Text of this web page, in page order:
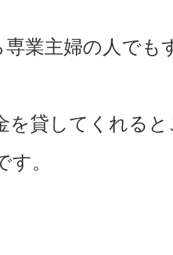
業主婦の人でも
を貸してくれる
。